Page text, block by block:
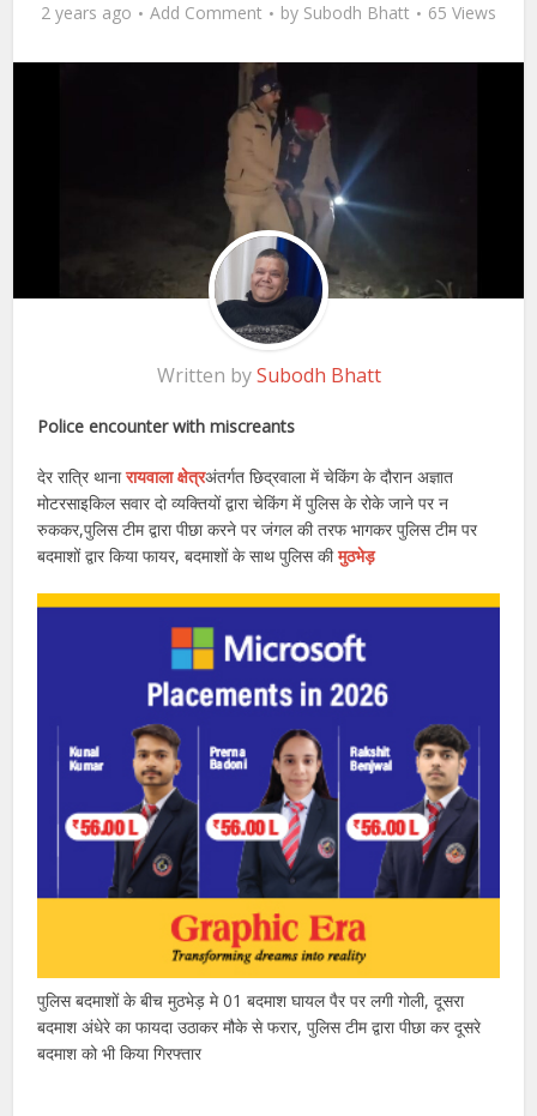
2 years ago Add Comment by Subodh Bhatt 65 Views
Written bySubodh Bhatt
Police encounter with miscreants
देर रात्रि थानारायवाला क्षेत्रअंतर्गत छिद्रवाला में चेकिंग के दौरान अज्ञात
मोटरसाइकिल सवार दो व्यक्तियों द्वारा चेकिंग में पुलिस के रोके जाने पर न
रुककर,पुलिस टीम द्वारा पीछा करने पर जंगल की तरफ भागकर पुलिस टीम पर
बदमाशों द्वार किया फायर, बदमाशों के साथ पुलिस कीमुठभेड़
पुलिस बदमाशों के बीच मुठभेड़ मे 01 बदमाश घायल पैर पर लगी गोली, दूसरा
बदमाश अंधेरे का फायदा उठाकर मौके से फरार, पुलिस टीम द्वारा पीछा कर दूसरे
बदमाश को भी किया गिरफ्तार